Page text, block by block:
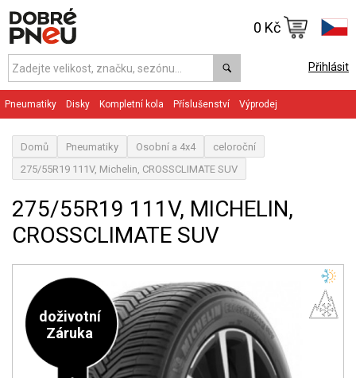
Přihlásit
0 Kč
Pneumatiky Disky Kompletní kola Příslušenství Výprodej
Domů Pneumatiky Osobní a 4x4
celoroční
275/55R19 111V, Michelin, CROSSCLIMATE SUV
275/55R19 111V, MICHELIN,
CROSSCLIMATE SUV
doživotní
Záruka